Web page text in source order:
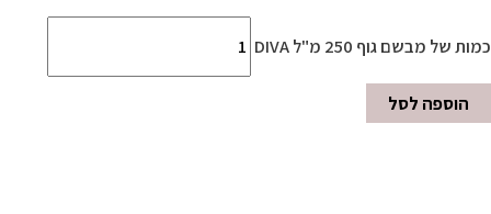
כמות של מבשם גוף 250 מ"ל DIVA
הוספה לסל